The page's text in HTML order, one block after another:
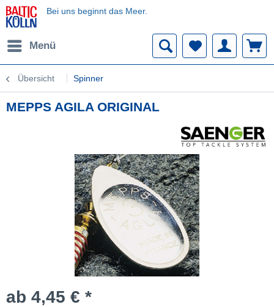
Bei uns beginnt das Meer.
Menü
Übersicht Spinner
MEPPS AGILA ORIGINAL
ab 4,45 € *